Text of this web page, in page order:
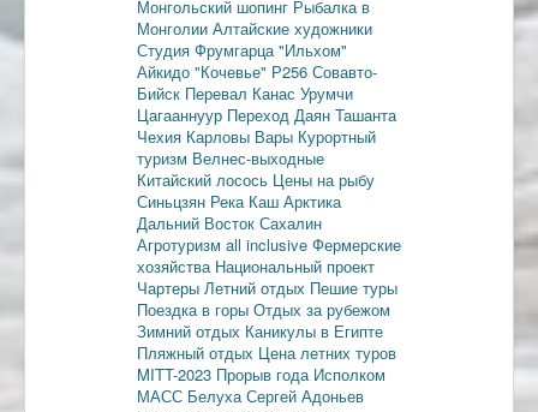
Монгольский шопинг Рыбалка в
Монголии Алтайские художники
Студия Фрумгарца "Ильхом"
Айкидо "Кочевье" Р256 Совавто-
Бийск Перевал Канас Урумчи
Цагааннуур Переход Даян Ташанта
Чехия Карловы Вары Курортный
туризм Велнес-выходные
Китайский лосось Цены на рыбу
Синьцзян Река Каш Арктика
Дальний Восток Сахалин
Агротуризм all inclusive Фермерские
хозяйства Национальный проект
Чартеры Летний отдых Пешие туры
Поездка в горы Отдых за рубежом
Зимний отдых Каникулы в Египте
Пляжный отдых Цена летних туров
MITT-2023 Прорыв года Исполком
МАСС Белуха Сергей Адоньев